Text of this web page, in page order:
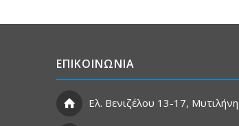
ΕΠΙΚΟΙΝΩΝΙΑ
Ελ. Βενιζέλου 13-17, Μυτιλήνη